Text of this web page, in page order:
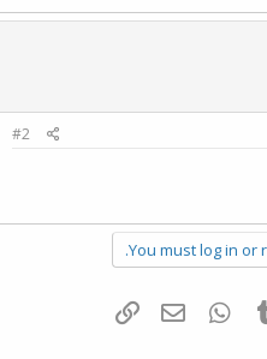
#2
You must log in or
Tumblr
WhatsAppדואר אלקטרוני